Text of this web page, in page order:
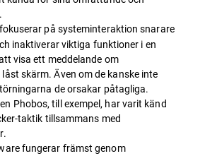
på systeminteraktion snarare
inaktiverar viktiga funktioner i en
visa ett meddelande om
skärm. Även om de kanske inte
de orsakar påtagliga.
Phobos, till exempel, har varit känd
taktik tillsammans med
fungerar främst genom